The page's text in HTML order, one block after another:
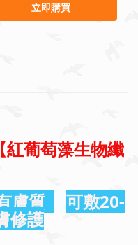
立即購買
紅葡萄藻生物纖
膚質 可敷20-
修護